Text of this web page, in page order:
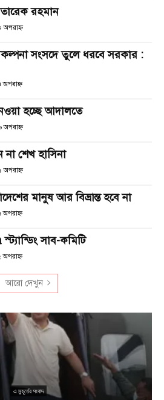
তারেক রহমান
অপরাহ্ণ
সংসদে তুলে ধরবে সরকার :
হচ্ছে আদালতে
অপরাহ্ণ
শেখ হাসিনা
অপরাহ্ণ
মানুষ আর বিভ্রান্ত হবে না
স্ট্যান্ডিং সাব-কমিটি
আরো দেখুন
এ মুহূর্তের সংবাদ